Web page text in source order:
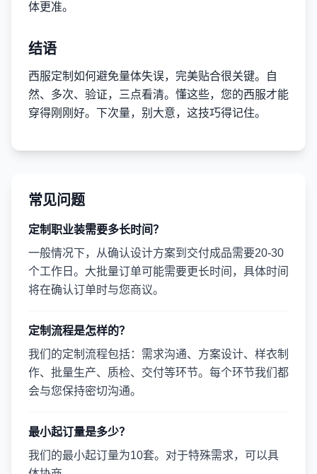
体更准。
结语
西服定制如何避免量体失误，完美贴合很关键。自
然、多次、验证，三点看清。懂这些，您的西服才能
穿得刚刚好。下次量，别大意，这技巧得记住。
常见问题
定制职业装需要多长时间？
一般情况下，从确认设计方案到交付成品需要20-30
个工作日。大批量订单可能需要更长时间，具体时间
将在确认订单时与您商议。
定制流程是怎样的？
我们的定制流程包括：需求沟通、方案设计、样衣制
作、批量生产、质检、交付等环节。每个环节我们都
会与您保持密切沟通。
最小起订量是多少？
我们的最小起订量为10套。对于特殊需求，可以具